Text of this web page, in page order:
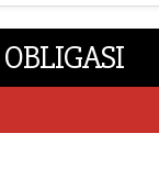
OBLIGASI